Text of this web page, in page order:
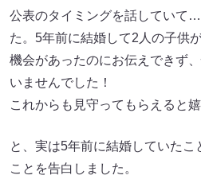
公表のタイミングを話していて
た。5年前に結婚して2人の子供
機会があったのにお伝えできず
いませんでした！
これからも見守ってもらえると嬉
と、実は5年前に結婚していたこ
ことを告白しました。